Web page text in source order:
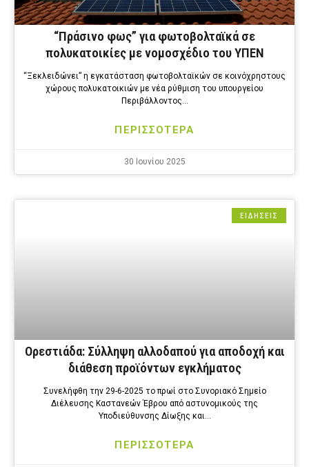
“Πράσινο φως” για φωτοβολταϊκά σε
πολυκατοικίες με νομοσχέδιο του ΥΠΕΝ
“Ξεκλειδώνει” η εγκατάσταση φωτοβολταϊκών σε κοινόχρηστους
χώρους πολυκατοικιών με νέα ρύθμιση του υπουργείου
Περιβάλλοντος…
ΠΕΡΙΣΣΟΤΕΡΑ
30 Ιουνίου 2025
ΕΙΔΗΣΕΙΣ
Ορεστιάδα: Σύλληψη αλλοδαπού για αποδοχή και
διάθεση προϊόντων εγκλήματος
Συνελήφθη την 29-6-2025 το πρωί στο Συνοριακό Σημείο
Διέλευσης Καστανεών Έβρου από αστυνομικούς της
Υποδιεύθυνσης Δίωξης και…
ΠΕΡΙΣΣΟΤΕΡΑ